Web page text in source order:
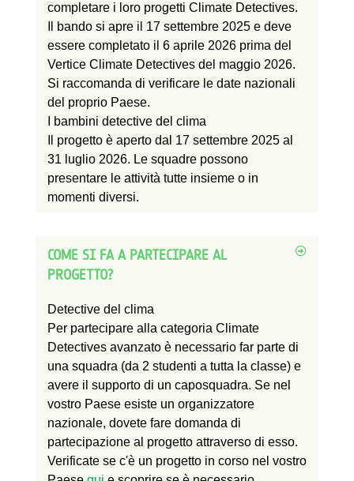
completare i loro progetti Climate Detectives.
Il bando si apre il 17 settembre 2025 e deve
essere completato il 6 aprile 2026 prima del
Vertice Climate Detectives del maggio 2026.
Si raccomanda di verificare le date nazionali
del proprio Paese.
I bambini detective del clima
Il progetto è aperto dal 17 settembre 2025 al
31 luglio 2026. Le squadre possono
presentare le attività tutte insieme o in
momenti diversi.
COME SI FA A PARTECIPARE AL
PROGETTO?
Detective del clima
Per partecipare alla categoria Climate
Detectives avanzato è necessario far parte di
una squadra (da 2 studenti a tutta la classe) e
avere il supporto di un caposquadra. Se nel
vostro Paese esiste un organizzatore
nazionale, dovete fare domanda di
partecipazione al progetto attraverso di esso.
Verificate se c'è un progetto in corso nel vostro